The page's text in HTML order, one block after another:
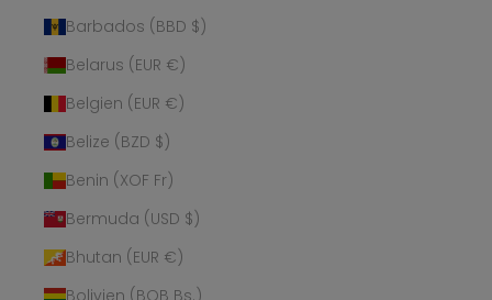
Barbados (BBD $)
Belarus (EUR €)
Belgien (EUR €)
Belize (BZD $)
Benin (XOF Fr)
Bermuda (USD $)
Bhutan (EUR €)
Bolivien (BOB Bs.)